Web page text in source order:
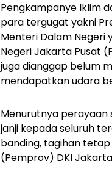
Pengkampanye Iklim
para tergugat yakni
Menteri Dalam Negeri
Negeri Jakarta Pusat
juga dianggap belum
mendapatkan udara
Menurutnya perayaan
janji kepada seluruh
banding, tagihan
(Pemprov) DKI